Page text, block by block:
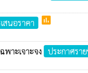
สนอราคา poll
าะเจาะจง ประกาศรา